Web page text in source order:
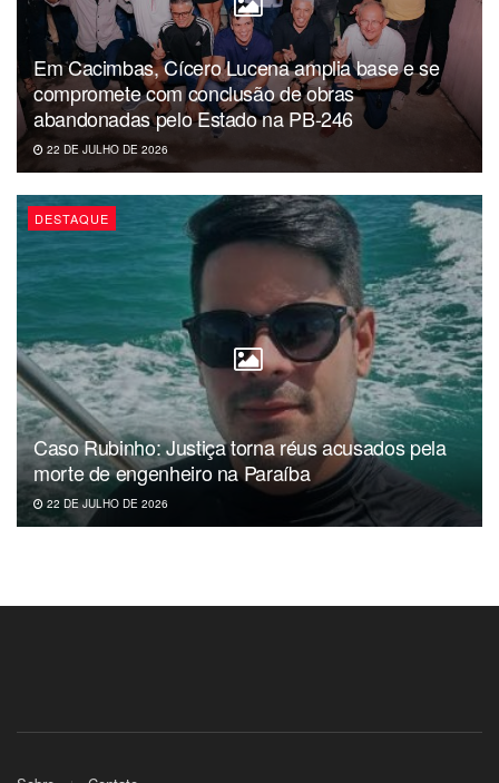
Em Cacimbas, Cícero Lucena amplia base e se
compromete com conclusão de obras
abandonadas pelo Estado na PB-246
22 DE JULHO DE 2026
DESTAQUE
Caso Rubinho: Justiça torna réus acusados pela
morte de engenheiro na Paraíba
22 DE JULHO DE 2026